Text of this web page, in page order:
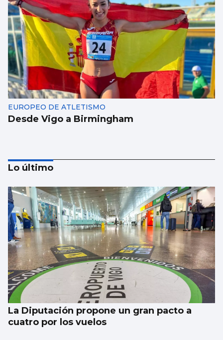
EUROPEO DE ATLETISMO
Desde Vigo a Birmingham
BALONCESTO
Sandra Martínez guía a España a
semifinales
Lo último
La Diputación propone un gran pacto a
cuatro por los vuelos